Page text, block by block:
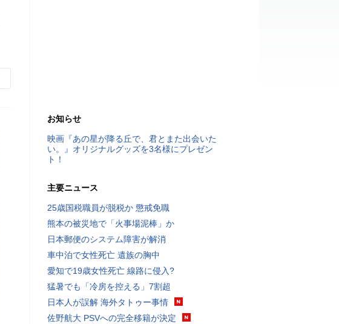
お知らせ
映画『あの星が降る丘で、君とまた出会いた
い。』オリジナルグッズを3名様にプレゼン
ト！
主要ニュース
25歳国税職員が脱税か 懲戒免職
熊本の被災地で「火事場泥棒」か
日本郵便のシステム障害が解消
車中泊で女性死亡 遺族の胸中
愛知で19歳女性死亡 線路に侵入?
猛暑でも「冷房を控える」7割超
日本人が誤解 海外タトゥー事情
佐野航大 PSVへの完全移籍が決定